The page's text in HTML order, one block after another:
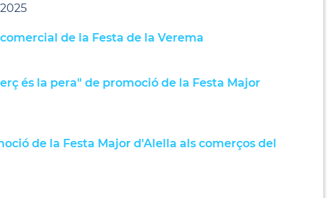
de la Festa de la Verema
és la pera" de promoció de la Festa Major
de la Festa Major d'Alella als comerços del